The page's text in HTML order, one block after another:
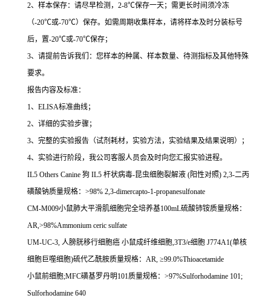
2、样本保存：请尽早检测， 2-8℃保存一天；需更长时间须冷冻
（-20℃或-70℃）保存。如需周期收集样本，请将样本及时分装标号
后，置-20℃或-70℃保存；
3、请提前告诉我们：您样本的种属、样本数量、待测指标及其他特殊
要求。
报告内容及标准：
1、 ELISA标准曲线；
2、详细的实验步骤；
3、完整的实验报告（试剂耗材，实验方法，实验结果及结果说明）；
4、实验进行阶段，我公司客服人员会及时向您汇报实验进程。
IL5 Others Canine 狗 IL5 杆状病毒-昆虫细胞裂解液 (阳性对照) 2,3-二丙
磺酸钠质量规格： >98% 2,3-dimercapto-1-propanesulfonate
CM-M009小鼠肺大平滑肌细胞完全培养基100mL硫酸铈铵质量规格：
AR,>98%Ammonium ceric sulfate
UM-UC-3, 人膀胱移行细胞癌 小鼠成纤维细胞,3T3/e细胞 J774A1(单核
细胞巨噬细胞)硫代乙酰胺质量规格： AR, ≥99.0%Thioacetamide
小鼠前细胞;MFC磺基罗丹明101质量规格： >97%Sulforhodamine 101;
Sulforhodamine 640